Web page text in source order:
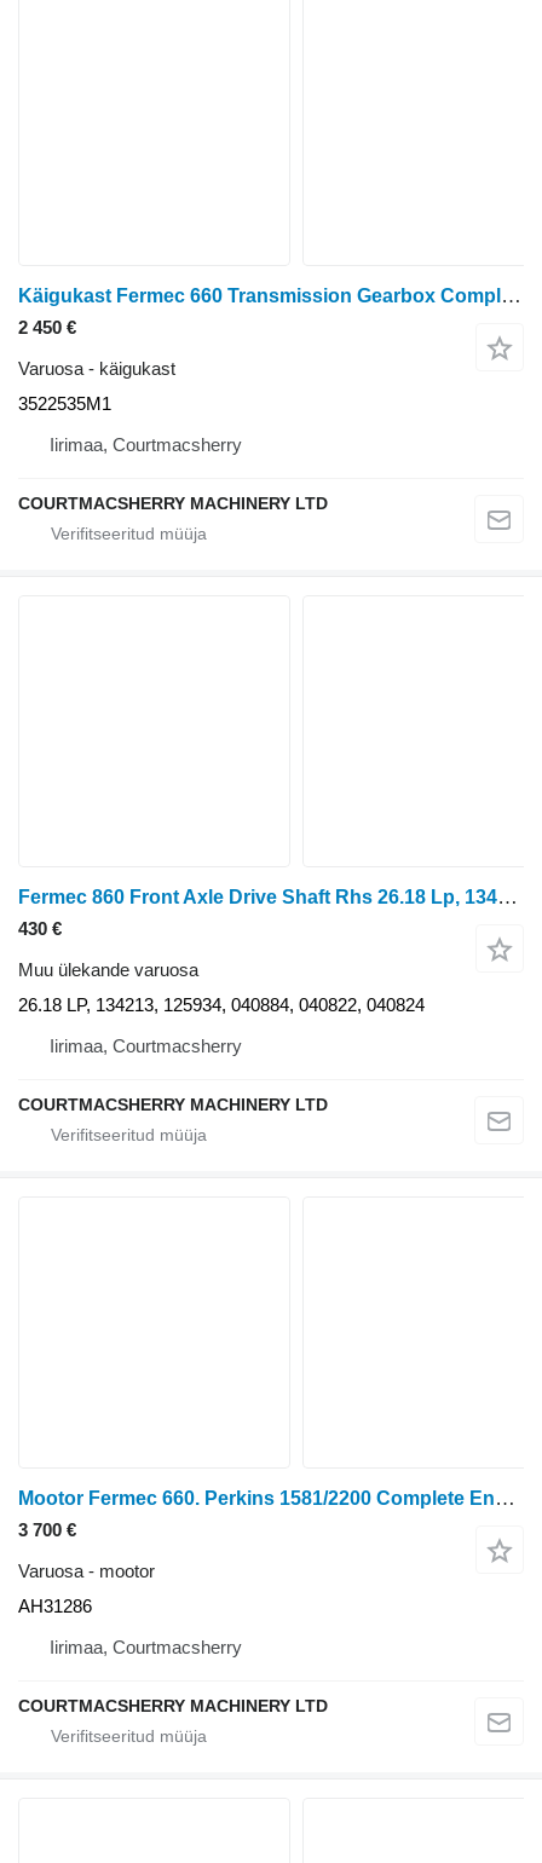
Käigukast Fermec 660 Transmission Gearbox Complete 3522535m1 3522535m1 3522535M1 tüübi jaoks ratastraktori
2 450 €
Varuosa - käigukast
3522535M1
Iirimaa, Courtmacsherry
COURTMACSHERRY MACHINERY LTD
Fermec 860 Front Axle Drive Shaft Rhs 26.18 Lp, 134213, 125934, 040884
430 €
Muu ülekande varuosa
26.18 LP, 134213, 125934, 040884, 040822, 040824
Iirimaa, Courtmacsherry
COURTMACSHERRY MACHINERY LTD
Mootor Fermec 660. Perkins 1581/2200 Complete Engine For Parts Ah31286 AH31286 tüübi jaoks Fermec 660
3 700 €
Varuosa - mootor
AH31286
Iirimaa, Courtmacsherry
COURTMACSHERRY MACHINERY LTD